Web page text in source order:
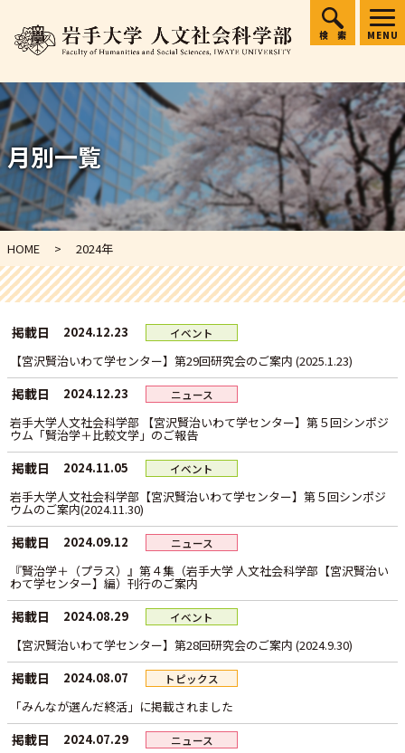
検索 MENU
月別一覧
HOME 2024年
掲載日 2024.12.23 イベント
【宮沢賢治いわて学センター】第29回研究会のご案内 (2025.1.23)
掲載日 2024.12.23 ニュース
岩手大学人文社会科学部 【宮沢賢治いわて学センター】第５回シンポジ
ウム「賢治学＋比較文学」のご報告
掲載日 2024.11.05 イベント
岩手大学人文社会科学部【宮沢賢治いわて学センター】第５回シンポジ
ウムのご案内(2024.11.30)
掲載日 2024.09.12 ニュース
『賢治学＋（プラス）』第４集（岩手大学 人文社会科学部【宮沢賢治い
わて学センター】編）刊行のご案内
掲載日 2024.08.29 イベント
【宮沢賢治いわて学センター】第28回研究会のご案内 (2024.9.30)
掲載日 2024.08.07 トピックス
「みんなが選んだ終活」に掲載されました
掲載日 2024.07.29 ニュース